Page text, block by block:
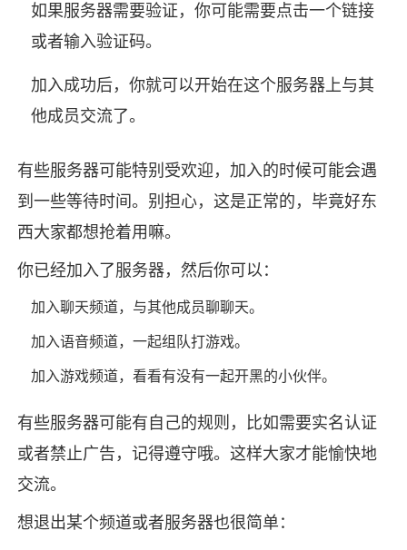
如果服务器需要验证，你可能需要点击一个链接
或者输入验证码。
加入成功后，你就可以开始在这个服务器上与其
他成员交流了。
有些服务器可能特别受欢迎，加入的时候可能会遇
到一些等待时间。别担心，这是正常的，毕竟好东
西大家都想抢着用嘛。
你已经加入了服务器，然后你可以：
加入聊天频道，与其他成员聊聊天。
加入语音频道，一起组队打游戏。
加入游戏频道，看看有没有一起开黑的小伙伴。
有些服务器可能有自己的规则，比如需要实名认证
或者禁止广告，记得遵守哦。这样大家才能愉快地
交流。
想退出某个频道或者服务器也很简单：